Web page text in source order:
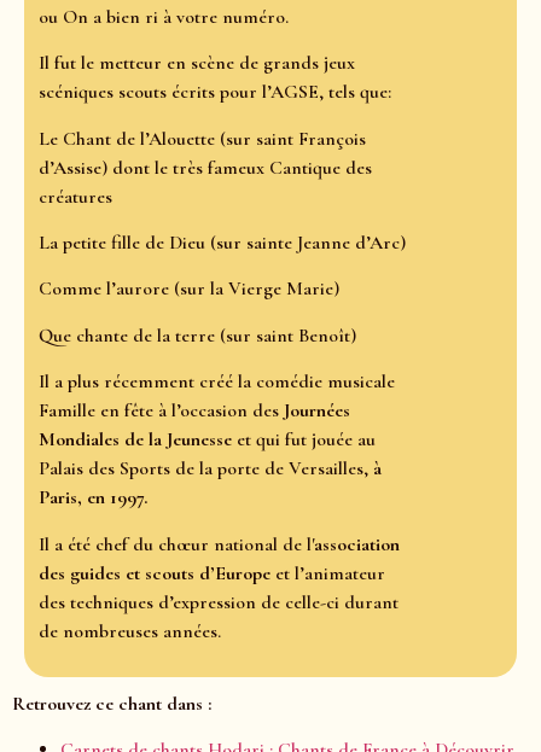
ou On a bien ri à votre numéro.
Il fut le metteur en scène de grands jeux
scéniques scouts écrits pour l’AGSE, tels que:
Le Chant de l’Alouette (sur saint François
d’Assise) dont le très fameux Cantique des
créatures
La petite fille de Dieu (sur sainte Jeanne d’Arc)
Comme l’aurore (sur la Vierge Marie)
Que chante de la terre (sur saint Benoît)
Il a plus récemment créé la comédie musicale
Famille en fête à l’occasion des Journées
Mondiales de la Jeunesse et qui fut jouée au
Palais des Sports de la porte de Versailles, à
Paris, en 1997.
Il a été chef du chœur national de l'association
des guides et scouts d’Europe et l’animateur
des techniques d’expression de celle-ci durant
de nombreuses années.
Retrouvez ce chant dans :